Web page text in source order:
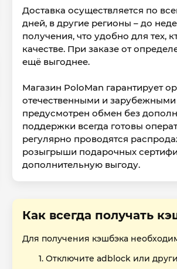
Доставка осуществляется по
дней, в другие регионы – до
получения, что удобно для тех,
качестве. При заказе от
ещё выгоднее.
Магазин PoloMan гарантирует
отечественными и
предусмотрен обмен без
поддержки всегда готовы
регулярно проводятся
розыгрыши подарочных
дополнительную выгоду.
Как всегда получать
Для получения кэшбэка
Отключите adblock или